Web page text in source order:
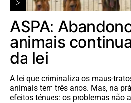
ASPA:
animais
da lei
A lei que criminaliza os maus-
animais tem três anos. Mas, na
efeitos ténues: os problemas não